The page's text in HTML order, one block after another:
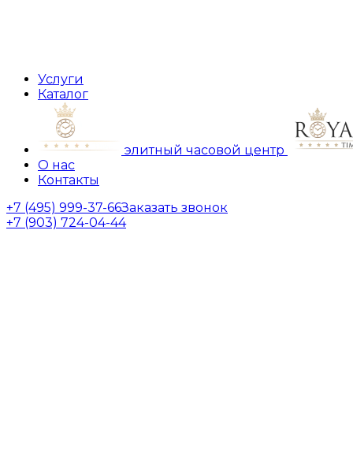
Услуги
Каталог
элитный часовой центр
О нас
Контакты
+7 (495) 999-37-66Заказать звонок
+7 (903) 724-04-44